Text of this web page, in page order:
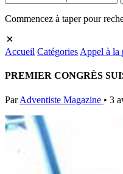
Commencez à taper pour
Accueil Catégories Appel à la
PREMIER CONGRÈS
Par Adventiste Magazine • 3